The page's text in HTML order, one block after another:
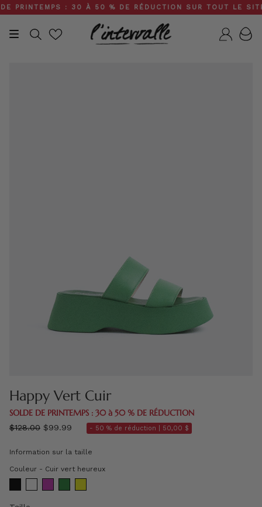
Skip
to
content
: 30 À 50 % DE RÉDUCTION SUR TOUT LE SITE •
Recherche
Happy Vert Cuir
SOLDE DE PRINTEMPS : 30 à 50 % DE RÉDUCTION
régulier
$128.00 $99.99 - 50 % de réduction | 50,00 $
Information sur la taille
Couleur - Cuir vert heureuxCouleur